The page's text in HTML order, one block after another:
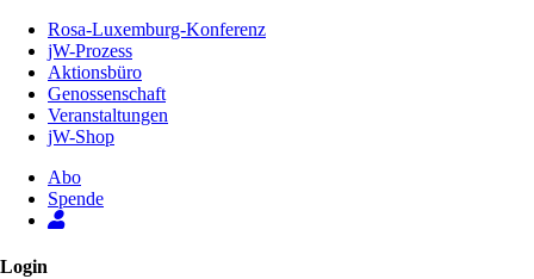
Inhalt
Seite
Rosa-Luxemburg-Konferenz
jW-Prozess
Aktionsbüro
Genossenschaft
Veranstaltungen
jW-Shop
Abo
Spende
Login